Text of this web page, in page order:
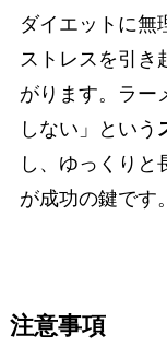
ダイエットに無
ストレスを引き
がります。ラー
しない」という
し、ゆっくりと
が成功の鍵です。
注意事項